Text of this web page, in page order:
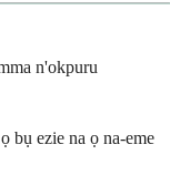
n'okpuru
bụ ezie na ọ na-eme